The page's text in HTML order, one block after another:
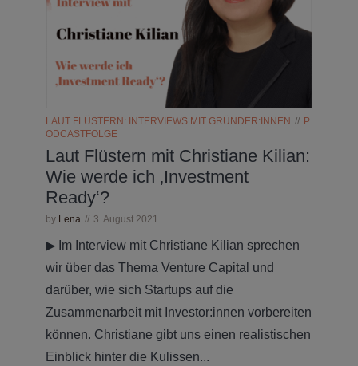
LAUT FLÜSTERN: INTERVIEWS MIT GRÜNDER:INNEN
P
ODCASTFOLGE
Laut Flüstern mit Christiane Kilian:
Wie werde ich ‚Investment
Ready‘?
by Lena 3. August 2021
▶ Im Interview mit Christiane Kilian sprechen
wir über das Thema Venture Capital und
darüber, wie sich Startups auf die
Zusammenarbeit mit Investor:innen vorbereiten
können. Christiane gibt uns einen realistischen
Einblick hinter die Kulissen...